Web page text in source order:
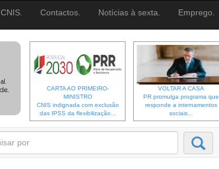
CNIS. Contactos. Notícias à sexta. Emprego.
CARTA AO PRIMEIRO-
MINISTRO
CNIS indignada com exclusão
das IPSS da flexibilização...
VOLTAR A CASA
PR promulga programa que
responde a internamentos
sociais...